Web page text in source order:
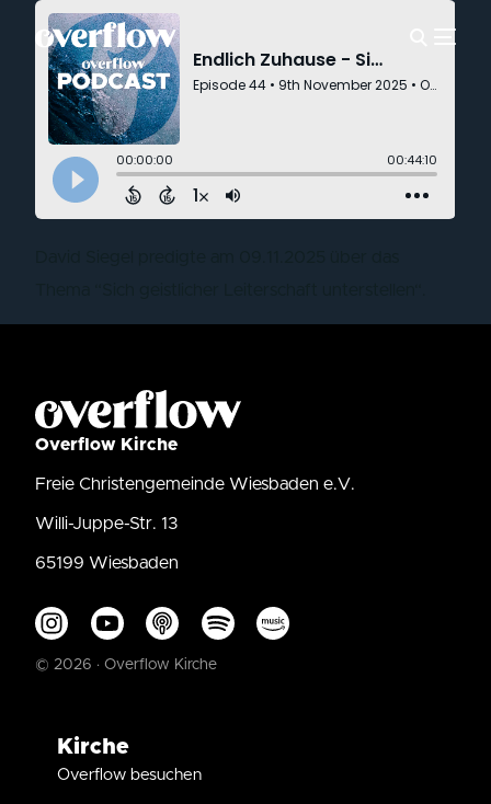
Overflow Kirche
Freie Christengemeinde Wiesbaden e.V.
Willi-Juppe-Str. 13
65199 Wiesbaden
© 2026 · Overflow Kirche
Kirche
Overflow besuchen